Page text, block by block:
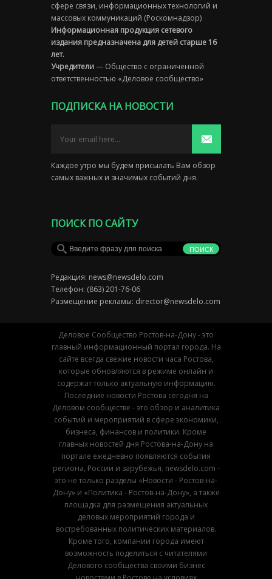
сфере связи, информационных технологий и
массовых коммуникаций (Роскомнадзор)
Информационная продукция сетевого
издания предназначена для детей старше 16
лет.
Учредители— Общество с ограниченной
ответственностью «Деловое сообщество»
ПОДПИСКА НА НОВОСТИ
Каждое утро мы будем присылать Вам обзор
самых важных и значимых событий дня.
ПОИСК ПО САЙТУ
Редакция: news@newsdelo.com
Телефон: (863) 201-76-06
Размещение рекламы: director@newsdelo.com
Деловое Сообщество Ростов-на-Дону - это
главный информационный портал города. На
сайте всегда свежие новости часа Ростова,
которые обновляются в режиме онлайн и
содержат только актуальную информацию.
Последние новости Ростова сегодня на
Деловом сообществе - это обзор и аналитика
событий и мероприятий в сфере экономики,
бизнеса, финансов и политики. Кроме
главных новостей дня Ростова-на-Дону на
портале ежедневно появляются события
региона, России и зарубежья. newsdelo.com -
это не только разделы «Новости - Ростов-на-
Дону» и «Политика - Ростов-на-Дону», а также
площадка для размещения актуальных
деловых мероприятий города и
востребованных политических материалов.
Кроме того, компании города имеют
возможность поделиться с читателями
Делового сообщества своими бизнес